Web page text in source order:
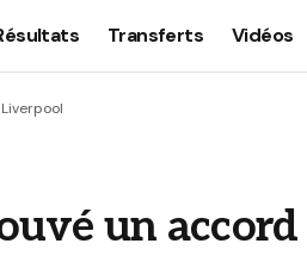
Transferts Vidéos
un